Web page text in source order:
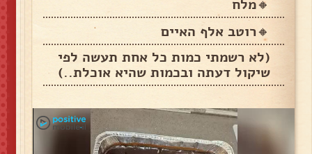
🔸️מלח
🔸️רוטב אלף האיים
(לא רשמתי כמות כל אחת תעשה לפי
שיקול דעתה ובכמות שהיא אוכלת..)